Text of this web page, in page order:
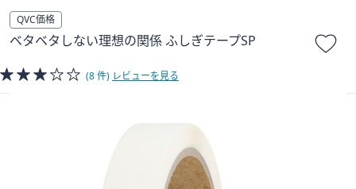
名
か
探
用
可
な
QVC価格
ベタベタしない理想の関係 ふしぎテープSP
(8 件) レビューを見る